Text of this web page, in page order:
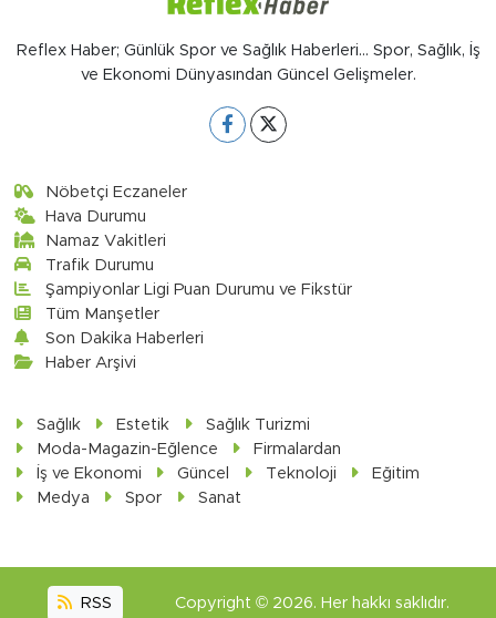
Reflex Haber; Günlük Spor ve Sağlık Haberleri... Spor, Sağlık, İş
ve Ekonomi Dünyasından Güncel Gelişmeler.
Nöbetçi Eczaneler
Hava Durumu
Namaz Vakitleri
Trafik Durumu
Şampiyonlar Ligi Puan Durumu ve Fikstür
Tüm Manşetler
Son Dakika Haberleri
Haber Arşivi
Sağlık Estetik
Sağlık Turizmi
Moda-Magazin-Eğlence
Firmalardan
İş ve Ekonomi
Güncel Teknoloji
Eğitim
Medya
Spor Sanat
RSS Copyright © 2026. Her hakkı saklıdır.